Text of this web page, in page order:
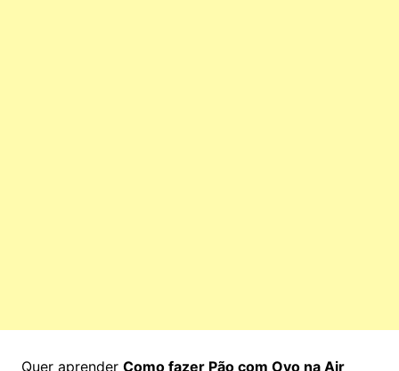
Quer aprender Como fazer Pão com Ovo na Air